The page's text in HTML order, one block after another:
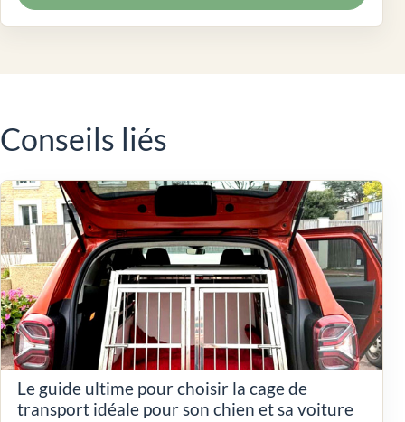
Conseils liés
Le guide ultime pour choisir la cage de
transport idéale pour son chien et sa voiture